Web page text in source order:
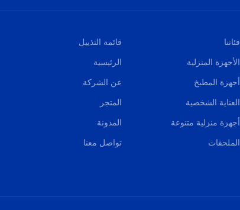
فئاتنا
الأجهزة المنزلية
أجهزة المطبخ
العناية الشخصية
أجهزة منزلية متنوعة
الملحقات
قائمة التذييل
الرئيسية
عن الشركة
المتجر
المدونة
تواصل معنا